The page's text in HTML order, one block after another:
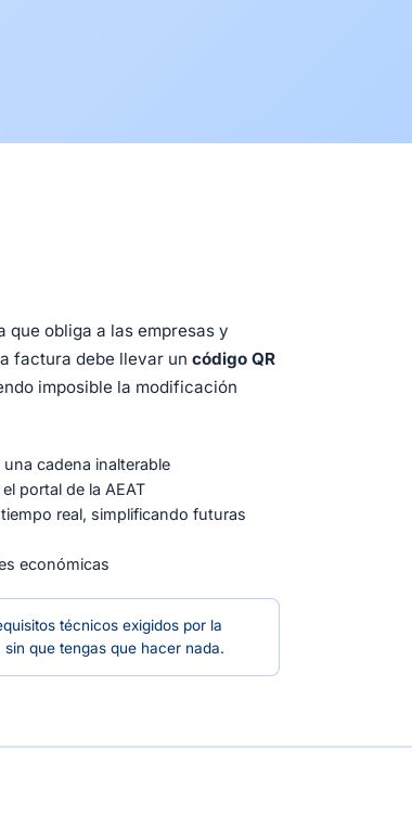
que obliga a las empresas y
factura debe llevar un código QR
imposible la modificación
cadena inalterable
portal de la AEAT
real, simplificando futuras
económicas
técnicos exigidos por la
que tengas que hacer nada.